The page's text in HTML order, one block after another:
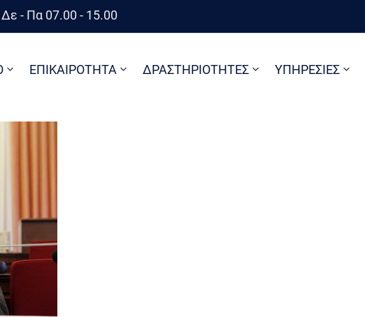
Δε - Πα 07.00 - 15.00
ΕΠΙΚΑΙΡΟΤΗΤΑ ΔΡΑΣΤΗΡΙΟΤΗΤΕΣ ΥΠΗΡΕΣΙΕΣ